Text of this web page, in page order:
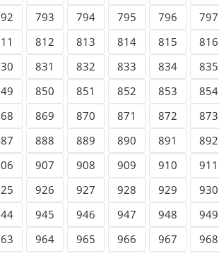
793 794 795 796
797
812 813 814 815
816
831 832 833 834
835
850 851 852 853
854
869 870 871 872
873
888 889 890 891
892
907 908 909 910
911
926 927 928 929
930
945 946 947 948
949
964 965 966 967
968